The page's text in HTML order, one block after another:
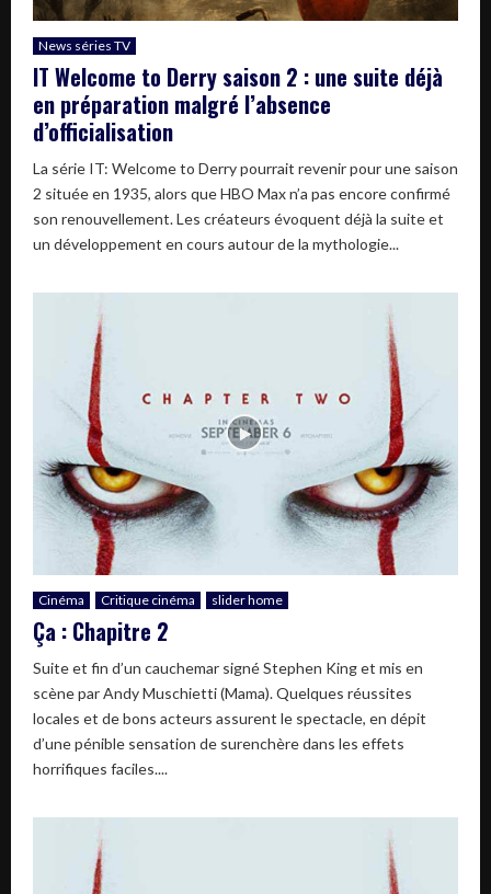
News séries TV
IT Welcome to Derry saison 2 : une suite déjà
en préparation malgré l’absence
d’officialisation
La série IT: Welcome to Derry pourrait revenir pour une saison
2 située en 1935, alors que HBO Max n’a pas encore confirmé
son renouvellement. Les créateurs évoquent déjà la suite et
un développement en cours autour de la mythologie...
Cinéma Critique cinéma slider home
Ça : Chapitre 2
Suite et fin d’un cauchemar signé Stephen King et mis en
scène par Andy Muschietti (Mama). Quelques réussites
locales et de bons acteurs assurent le spectacle, en dépit
d’une pénible sensation de surenchère dans les effets
horrifiques faciles....